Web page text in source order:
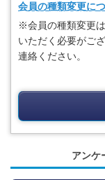
会員の種類変更に
※会員の種類変更
いただく必要がご
連絡ください。
アンケ